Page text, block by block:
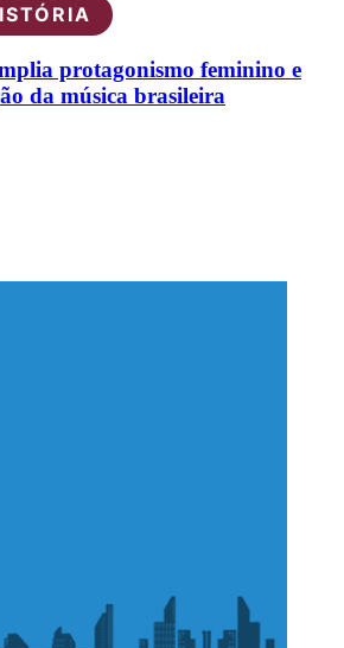
protagonismo feminino e
da música brasileira